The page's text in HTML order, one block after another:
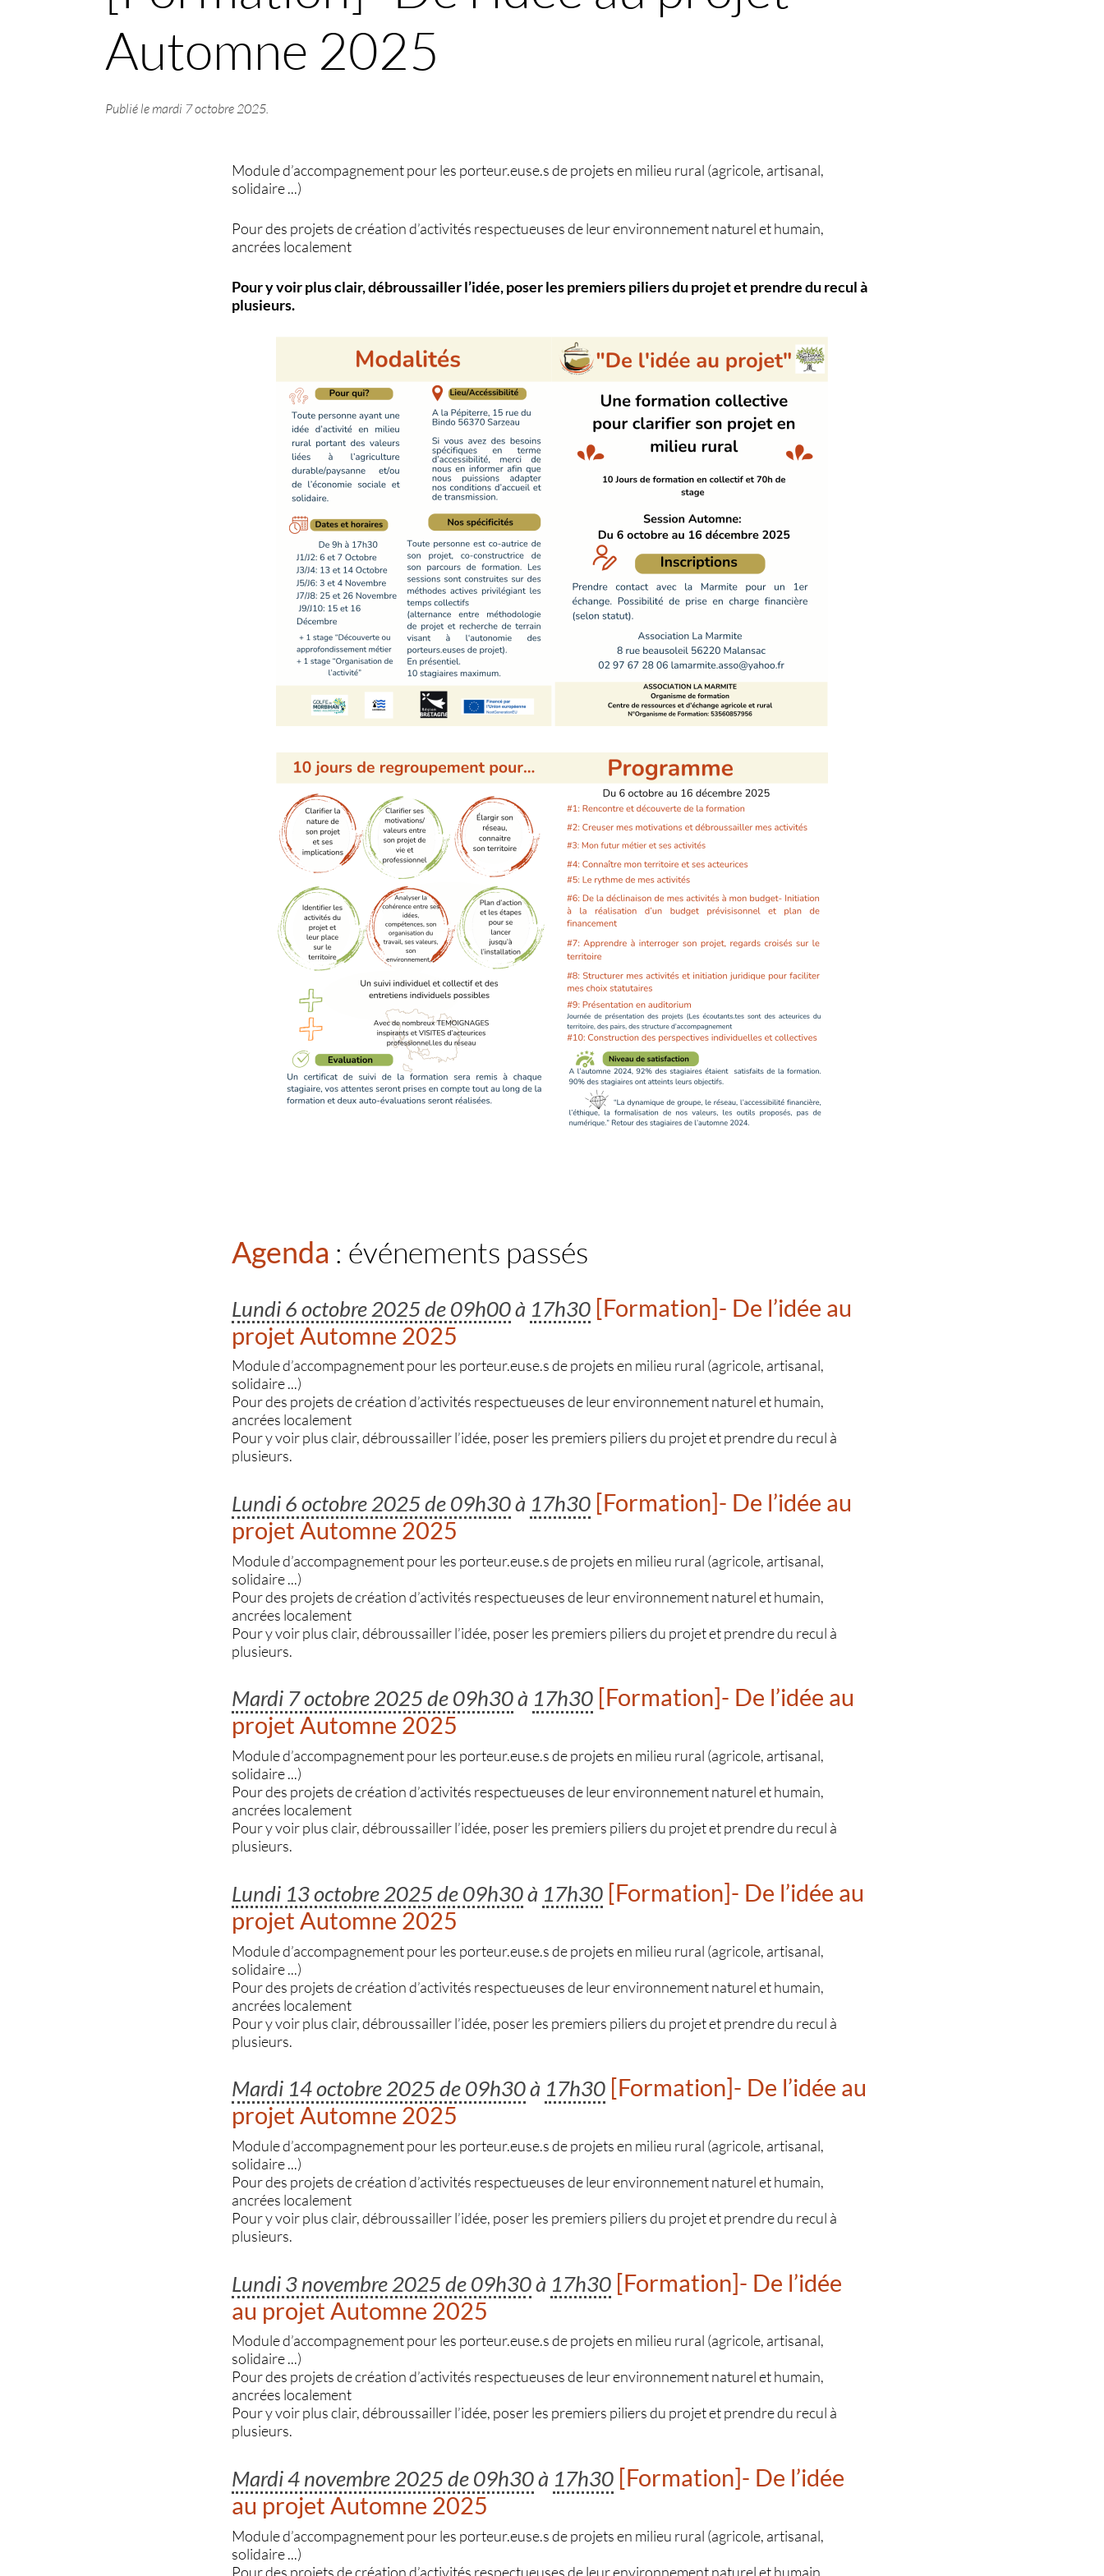
Automne 2025
Publié le mardi 7 octobre 2025.
Module d’accompagnement pour les porteur.euse.s de projets en milieu rural (agricole, artisanal,
solidaire ...)
Pour des projets de création d’activités respectueuses de leur environnement naturel et humain,
ancrées localement
Pour y voir plus clair, débroussailler l’idée, poser les premiers piliers du projet et prendre du recul à
plusieurs.
Agenda : événements passés
Lundi 6 octobre 2025 de 09h00à 17h30 [Formation]- De l’idée au
projet Automne 2025
Module d’accompagnement pour les porteur.euse.s de projets en milieu rural (agricole, artisanal,
solidaire ...)
Pour des projets de création d’activités respectueuses de leur environnement naturel et humain,
ancrées localement
Pour y voir plus clair, débroussailler l’idée, poser les premiers piliers du projet et prendre du recul à
plusieurs.
Lundi 6 octobre 2025 de 09h30à 17h30 [Formation]- De l’idée au
projet Automne 2025
Module d’accompagnement pour les porteur.euse.s de projets en milieu rural (agricole, artisanal,
solidaire ...)
Pour des projets de création d’activités respectueuses de leur environnement naturel et humain,
ancrées localement
Pour y voir plus clair, débroussailler l’idée, poser les premiers piliers du projet et prendre du recul à
plusieurs.
Mardi 7 octobre 2025 de 09h30à 17h30 [Formation]- De l’idée au
projet Automne 2025
Module d’accompagnement pour les porteur.euse.s de projets en milieu rural (agricole, artisanal,
solidaire ...)
Pour des projets de création d’activités respectueuses de leur environnement naturel et humain,
ancrées localement
Pour y voir plus clair, débroussailler l’idée, poser les premiers piliers du projet et prendre du recul à
plusieurs.
Lundi 13 octobre 2025 de 09h30à 17h30 [Formation]- De l’idée au
projet Automne 2025
Module d’accompagnement pour les porteur.euse.s de projets en milieu rural (agricole, artisanal,
solidaire ...)
Pour des projets de création d’activités respectueuses de leur environnement naturel et humain,
ancrées localement
Pour y voir plus clair, débroussailler l’idée, poser les premiers piliers du projet et prendre du recul à
plusieurs.
Mardi 14 octobre 2025 de 09h30à 17h30 [Formation]- De l’idée au
projet Automne 2025
Module d’accompagnement pour les porteur.euse.s de projets en milieu rural (agricole, artisanal,
solidaire ...)
Pour des projets de création d’activités respectueuses de leur environnement naturel et humain,
ancrées localement
Pour y voir plus clair, débroussailler l’idée, poser les premiers piliers du projet et prendre du recul à
plusieurs.
Lundi 3 novembre 2025 de 09h30à 17h30 [Formation]- De l’idée
au projet Automne 2025
Module d’accompagnement pour les porteur.euse.s de projets en milieu rural (agricole, artisanal,
solidaire ...)
Pour des projets de création d’activités respectueuses de leur environnement naturel et humain,
ancrées localement
Pour y voir plus clair, débroussailler l’idée, poser les premiers piliers du projet et prendre du recul à
plusieurs.
Mardi 4 novembre 2025 de 09h30à 17h30 [Formation]- De l’idée
au projet Automne 2025
Module d’accompagnement pour les porteur.euse.s de projets en milieu rural (agricole, artisanal,
solidaire ...)
Pour des projets de création d’activités respectueuses de leur environnement naturel et humain,